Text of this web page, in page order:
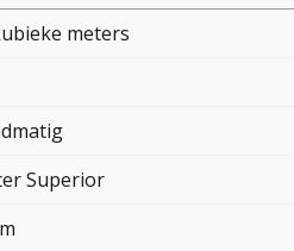
meters
Superior